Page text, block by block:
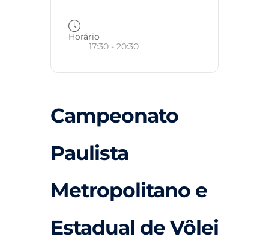
Horário
17:30 - 20:30
Campeonato
Paulista
Metropolitano e
Estadual de Vôlei